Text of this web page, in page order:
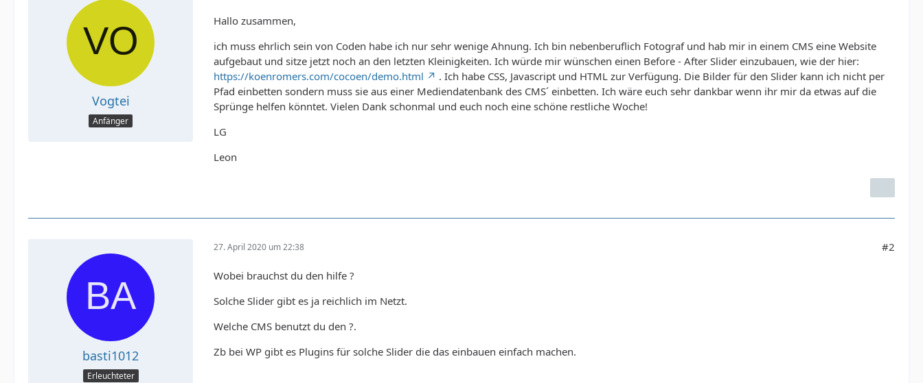
Vogtei
Anfänger
Hallo zusammen,
ich muss ehrlich sein von Coden habe ich nur sehr wenige Ahnung. Ich bin nebenberuflich Fotograf und hab mir in einem CMS eine Website
aufgebaut und sitze jetzt noch an den letzten Kleinigkeiten. Ich würde mir wünschen einen Before - After Slider einzubauen, wie der hier:
https://koenromers.com/cocoen/demo.html
. Ich habe CSS, Javascript und HTML zur Verfügung. Die Bilder für den Slider kann ich nicht per
Pfad einbetten sondern muss sie aus einer Mediendatenbank des CMS´ einbetten. Ich wäre euch sehr dankbar wenn ihr mir da etwas auf die
Sprünge helfen könntet. Vielen Dank schonmal und euch noch eine schöne restliche Woche!
LG
Leon
basti1012
Erleuchteter
27. April 2020 um 22:38 #2
Wobei brauchst du den hilfe ?
Solche Slider gibt es ja reichlich im Netzt.
Welche CMS benutzt du den ?.
Zb bei WP gibt es Plugins für solche Slider die das einbauen einfach machen.